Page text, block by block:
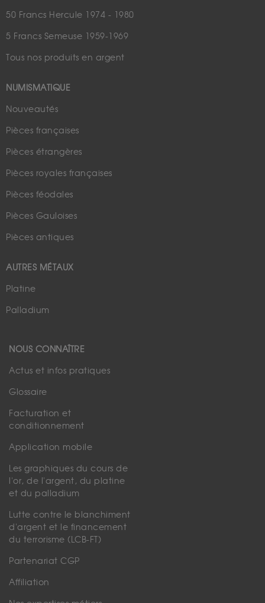
50 Francs Hercule 1974 - 1980
5 Francs Semeuse 1959-1969
Tous nos produits en argent
NUMISMATIQUE
Nouveautés
Pièces françaises
Pièces étrangères
Pièces royales françaises
Pièces féodales
Pièces Gauloises
Pièces antiques
AUTRES MÉTAUX
Platine
Palladium
NOUS CONNAÎTRE
Actus et infos pratiques
Glossaire
Facturation et
conditionnement
Application mobile
Les graphiques du cours de
l'or, de l'argent, du platine
et du palladium
Lutte contre le blanchiment
d'argent et le financement
du terrorisme (LCB-FT)
Partenariat CGP
Affiliation